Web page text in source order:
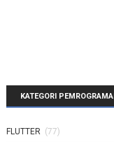
KATEGORI
FLUTTER (77)